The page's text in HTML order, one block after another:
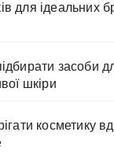
для ідеальних
засоби
шкіри
косметику